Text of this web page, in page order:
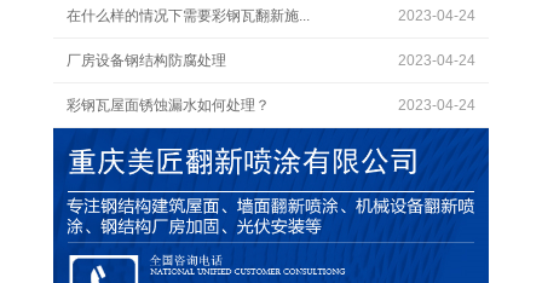
2023-04-24
在什么样的情况下需要彩钢瓦翻新施...
2023-04-24
厂房设备钢结构防腐处理
2023-04-24
彩钢瓦屋面锈蚀漏水如何处理？